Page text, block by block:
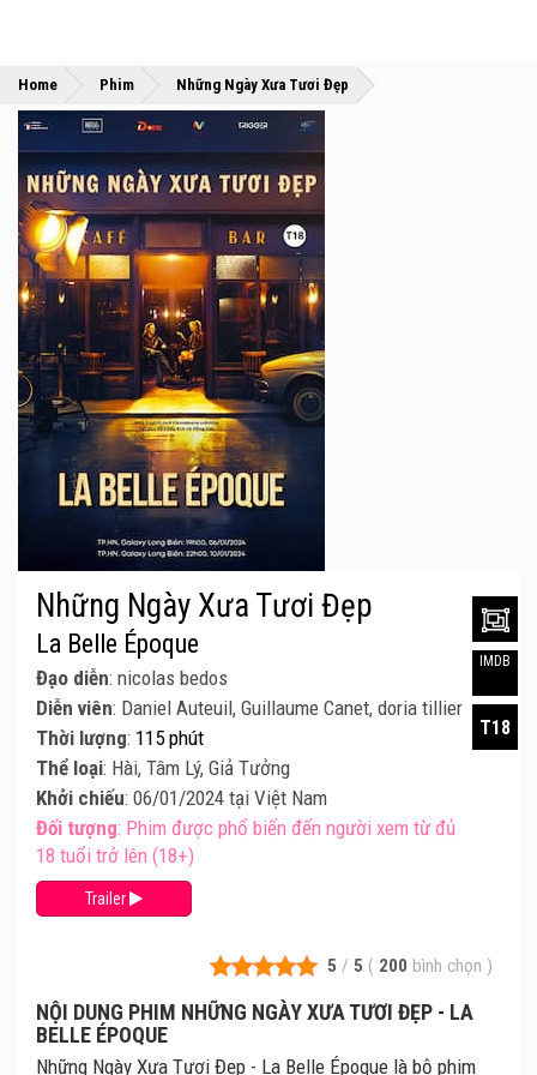
Home »
Phim »
Những Ngày Xưa Tươi Đẹp
5 / 5 ( 200 bình chọn )
NỘI DUNG PHIM NHỮNG NGÀY XƯA TƯƠI ĐẸP - LA
BELLE ÉPOQUE
Những Ngày Xưa Tươi Đẹp - La Belle Époque là bộ phim
Những Ngày Xưa Tươi Đẹp
La Belle Époque
Đạo diễn: nicolas bedos
Diễn viên: Daniel Auteuil, Guillaume Canet, doria tillier
Thời lượng: 115 phút
Thể loại: Hài, Tâm Lý, Giả Tưởng
Khởi chiếu: 06/01/2024 tại Việt Nam
Đối tượng: Phim được phổ biến đến người xem từ đủ
18 tuổi trở lên (18+)
Trailer
IMDB
T18